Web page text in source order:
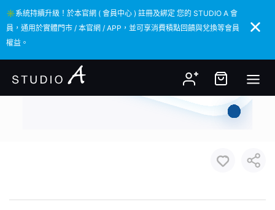
✳️系統持續升級！於本官網 ( 會員中心 ) 註冊及綁定 您的 STUDIO A 會
員，通用於實體門市 / 本官網 / APP，並可享消費積點回饋與兌換等會員
權益。
✳️系統持續升級！於本官網 ( 會員中心 ) 註冊及綁定 您的 STUDIO A 會
員，通用於實體門市 / 本官網 / APP，並可享消費積點回饋與兌換等會員
權益。